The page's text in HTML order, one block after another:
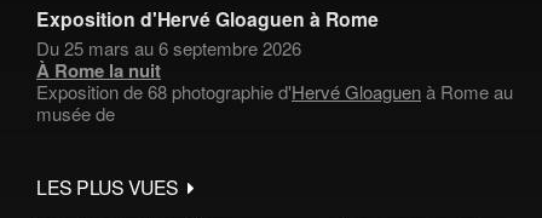
Exposition d'Hervé Gloaguen à Rome
Du 25 mars au 6 septembre 2026
À Rome la nuit
Exposition de 68 photographie d'Hervé Gloaguenà Rome au
musée de
LES PLUS VUES